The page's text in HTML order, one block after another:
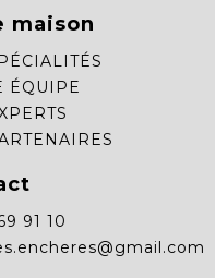
maison
ÉQUIPE
91 10